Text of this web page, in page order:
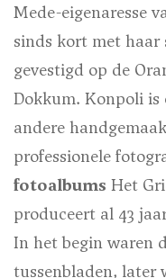
Mede-eigenaresse
sinds kort met
gevestigd op de
Dokkum. Konpoli is
andere
professionele
fotoalbums Het
produceert al 43
In het begin waren
tussenbladen, later